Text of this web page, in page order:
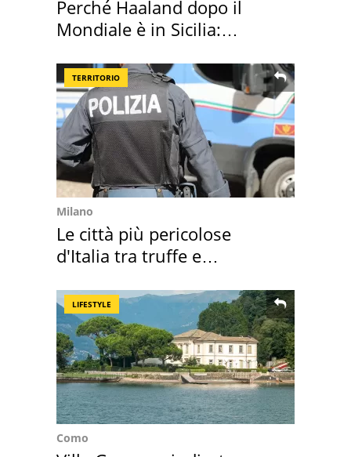
Perché Haaland dopo il
Mondiale è in Sicilia:
TERRITORIO
Milano
Le città più pericolose
d'Italia tra truffe e
LIFESTYLE
Como